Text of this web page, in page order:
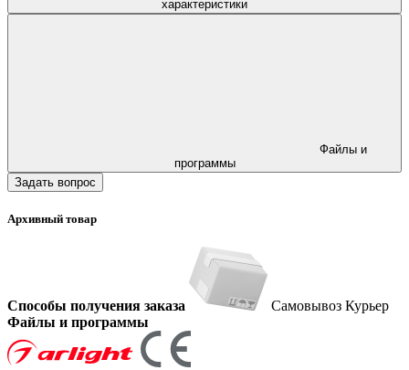
характеристики
программы
Задать вопрос
Архивный товар
Способы получения заказа Самовывоз Курьер
Файлы и программы